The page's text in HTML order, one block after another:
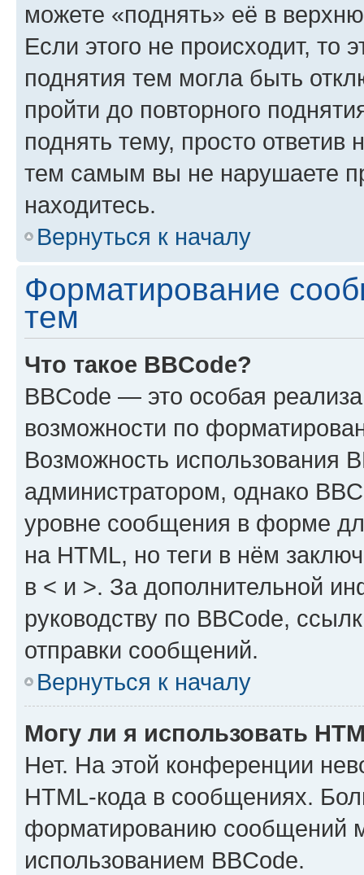
можете «поднять» её в
Если этого не происходит, то
поднятия тем могла быть
пройти до повторного
поднять тему, просто ответив
тем самым вы не нарушаете
находитесь.
Вернуться к началу
Форматирование
тем
Что такое BBCode?
BBCode — это особая
возможности по
Возможность использования
администратором, однако
уровне сообщения в форме
на HTML, но теги в нём
в < и >. За дополнительной
руководству по BBCode,
отправки сообщений.
Вернуться к началу
Могу ли я использовать
Нет. На этой конференции
HTML-кода в сообщениях.
форматированию сообщений
использованием BBCode.